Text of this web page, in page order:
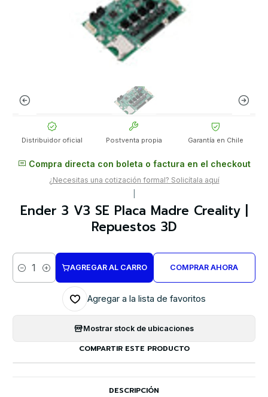
Distribuidor oficial Postventa propia Garantía en Chile
Compra directa con boleta o factura en el checkout
¿Necesitas una cotización formal? Solicítala aquí
Ender 3 V3 SE Placa Madre Creality |
Repuestos 3D
Cantidad
AGREGAR AL CARRO COMPRAR AHORA
Agregar a la lista de favoritos
Mostrar stock de ubicaciones
COMPARTIR ESTE PRODUCTO
DESCRIPCIÓN